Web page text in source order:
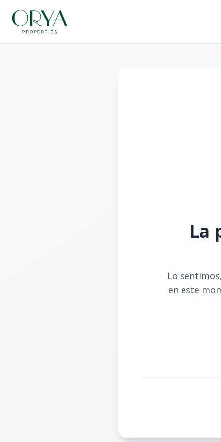
La
Lo
en este